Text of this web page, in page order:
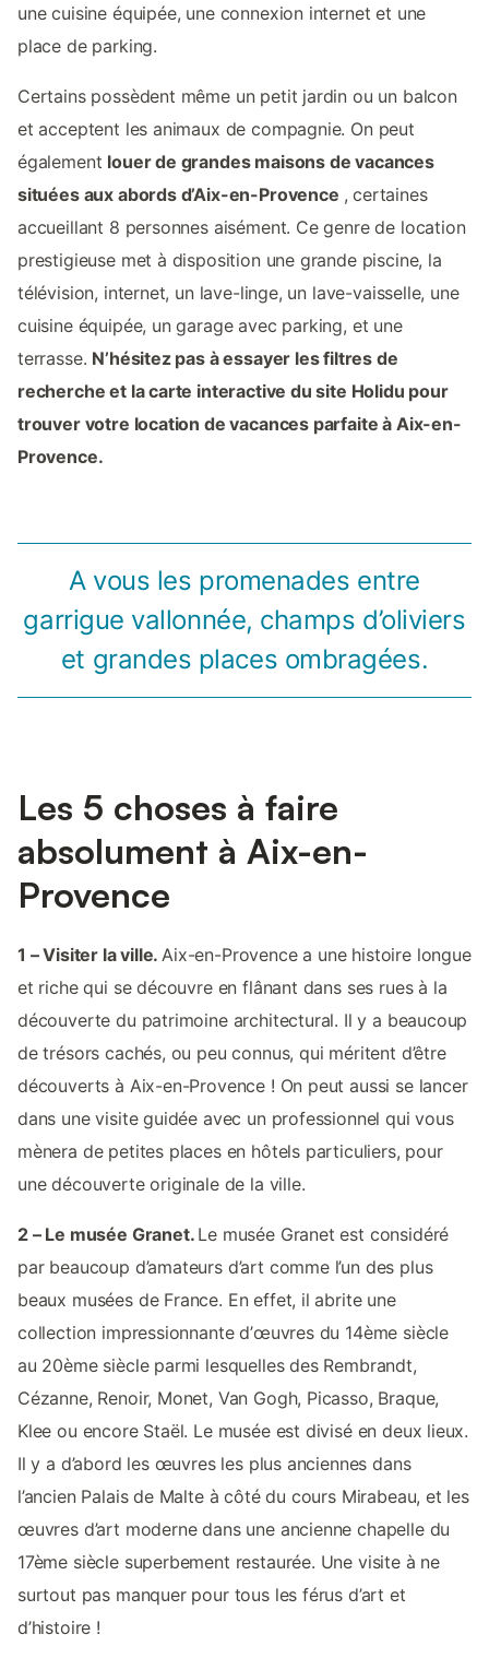
une cuisine équipée, une connexion internet et une
place de parking.
Certains possèdent même un petit jardin ou un balcon
et acceptent les animaux de compagnie. On peut
également louer de grandes maisons de vacances
situées aux abords d’Aix-en-Provence , certaines
accueillant 8 personnes aisément. Ce genre de location
prestigieuse met à disposition une grande piscine, la
télévision, internet, un lave-linge, un lave-vaisselle, une
cuisine équipée, un garage avec parking, et une
terrasse. N’hésitez pas à essayer les filtres de
recherche et la carte interactive du site Holidu pour
trouver votre location de vacances parfaite à Aix-en-
Provence.
A vous les promenades entre
garrigue vallonnée, champs d’oliviers
et grandes places ombragées.
Les 5 choses à faire
absolument à Aix-en-
Provence
1 – Visiter la ville. Aix-en-Provence a une histoire longue
et riche qui se découvre en flânant dans ses rues à la
découverte du patrimoine architectural. Il y a beaucoup
de trésors cachés, ou peu connus, qui méritent d’être
découverts à Aix-en-Provence ! On peut aussi se lancer
dans une visite guidée avec un professionnel qui vous
mènera de petites places en hôtels particuliers, pour
une découverte originale de la ville.
2 – Le musée Granet. Le musée Granet est considéré
par beaucoup d’amateurs d’art comme l’un des plus
beaux musées de France. En effet, il abrite une
collection impressionnante d’œuvres du 14ème siècle
au 20ème siècle parmi lesquelles des Rembrandt,
Cézanne, Renoir, Monet, Van Gogh, Picasso, Braque,
Klee ou encore Staël. Le musée est divisé en deux lieux.
Il y a d’abord les œuvres les plus anciennes dans
l’ancien Palais de Malte à côté du cours Mirabeau, et les
œuvres d’art moderne dans une ancienne chapelle du
17ème siècle superbement restaurée. Une visite à ne
surtout pas manquer pour tous les férus d’art et
d’histoire !